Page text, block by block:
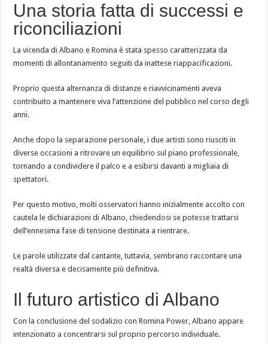
Una storia fatta di successi e
riconciliazioni
La vicenda di Albano e Romina è stata spesso caratterizzata da
momenti di allontanamento seguiti da inattese riappacificazioni.
Proprio questa alternanza di distanze e riavvicinamenti aveva
contribuito a mantenere viva l’attenzione del pubblico nel corso degli
anni.
Anche dopo la separazione personale, i due artisti sono riusciti in
diverse occasioni a ritrovare un equilibrio sul piano professionale,
tornando a condividere il palco e a esibirsi davanti a migliaia di
spettatori.
Per questo motivo, molti osservatori hanno inizialmente accolto con
cautela le dichiarazioni di Albano, chiedendosi se potesse trattarsi
dell’ennesima fase di tensione destinata a rientrare.
Le parole utilizzate dal cantante, tuttavia, sembrano raccontare una
realtà diversa e decisamente più definitiva.
Il futuro artistico di Albano
Con la conclusione del sodalizio con Romina Power, Albano appare
intenzionato a concentrarsi sul proprio percorso individuale.